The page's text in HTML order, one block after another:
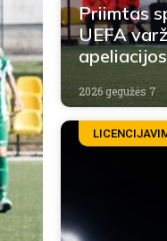
Priimtas
UEFA
apeliacijos
2026 gegužės 7